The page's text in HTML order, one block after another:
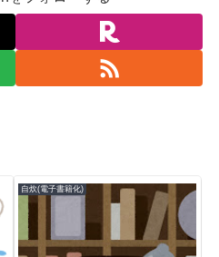
自炊(電子書籍化)